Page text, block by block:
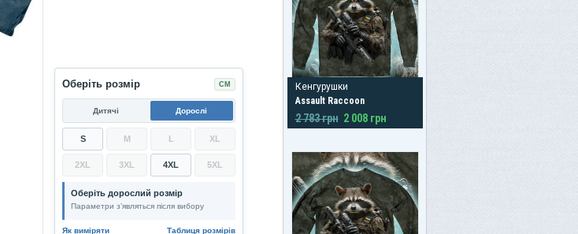
Оберіть розмір СМ
Дитячі Дорослі
S M L XL
2XL 3XL 4XL 5XL
Оберіть дорослий розмір
Параметри з’являться після вибору
Як виміряти Таблиця розмірів
Кенгурушки
Assault Raccoon
2 783 грн 2 008 грн